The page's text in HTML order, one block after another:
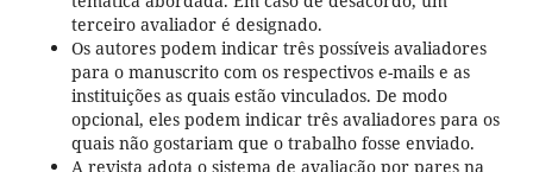
terceiro avaliador é designado.
Os autores podem indicar três possíveis avaliadores
para o manuscrito com os respectivos e-mails e as
instituições as quais estão vinculados. De modo
opcional, eles podem indicar três avaliadores para os
quais não gostariam que o trabalho fosse enviado.
A revista adota o sistema de avaliação por pares na